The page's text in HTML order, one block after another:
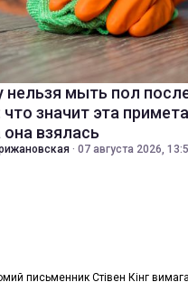
нельзя мыть пол
что значит эта
взялась
· 07 августа 2026,
письменник Стівен Кінг